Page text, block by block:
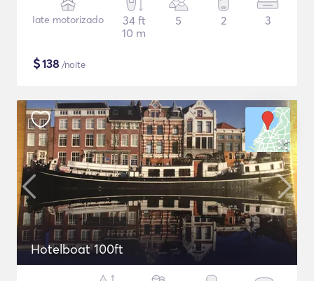
Iate motorizado
34 ft
10 m
5 2 3
$138 /noite
Hotelboat 100ft